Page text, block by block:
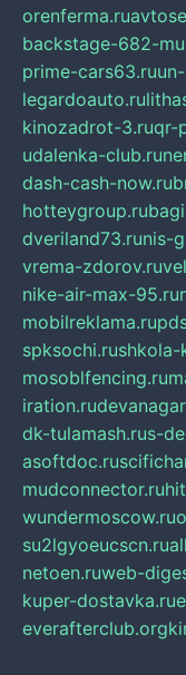
orenferma.ru
backstage-682-
prime-cars63.ru
legardoauto.ru
kinozadrot-3.ruqr-
udalenka-club.ru
dash-cash-now.ru
hotteygroup.ru
dveriland73.runis-
vrema-zdorov.ru
nike-air-max-95.ru
mobilreklama.ru
spksochi.rushkola-
mosoblfencing.ru
iration.ru
dk-tulamash.rus-
asoftdoc.ru
mudconnector.ru
wundermoscow.ru
su2lgyoeucscn.ru
netoen.ruweb-
kuper-dostavka.ru
everafterclub.org